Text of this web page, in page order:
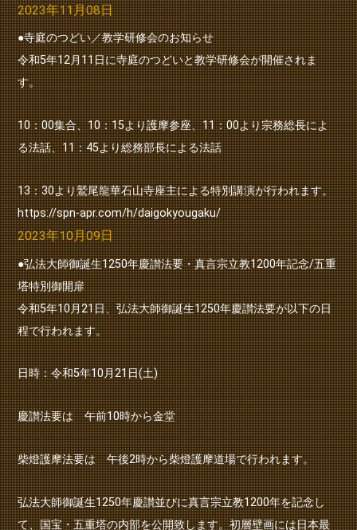
2023年11月08日
●寺庭のつどい／教学研修会のお知らせ
令和5年12月11日に寺庭のつどいと教学研修会が開催されま
す。
10：00集合、10：15より護摩参座、11：00より宗務総長によ
る法話、11：45より総務部長による法話
13：30より鷲尾龍華石山寺座主による特別講演が行われます。
https://spn-apr.com/h/daigokyougaku/
2023年10月09日
●弘法大師御誕生1250年慶讃法要・真言宗立教1200年記念/五重
塔特別御開扉
令和5年10月21日、弘法大師御誕生1250年慶讃法要が以下の日
程で行われます。
日時：令和5年10月21日(土)
慶讃法要は 午前10時から金堂
柴燈護摩法要は 午後2時から柴燈護摩道場で行われます。
弘法大師御誕生1250年慶讃並びに真言宗立教1200年を記念し
て、国宝・五重塔の内部を公開致します。初層壁画には日本最